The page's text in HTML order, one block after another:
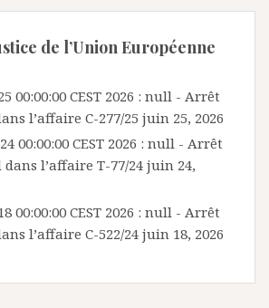
de l’Union Européenne
00:00:00 CEST 2026 : null - Arrêt
l’affaire C-277/25 juin 25, 2026
00:00:00 CEST 2026 : null - Arrêt
l’affaire T-77/24juin 24,
00:00:00 CEST 2026 : null - Arrêt
l’affaire C-522/24juin 18, 2026